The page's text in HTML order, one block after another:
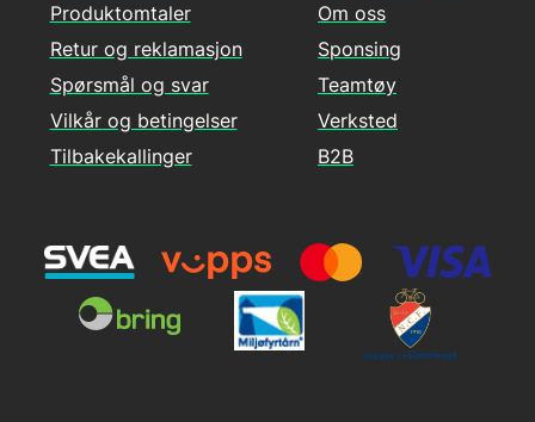
Produktomtaler
Retur og reklamasjon
Spørsmål og svar
Vilkår og betingelser
Tilbakekallinger
Om oss
Sponsing
Teamtøy
Verksted
B2B